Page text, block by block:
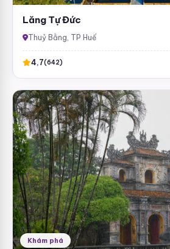
Lăng Tự Đức
Thuỷ Bằng, TP Huế
4,7(642)
Khám phá